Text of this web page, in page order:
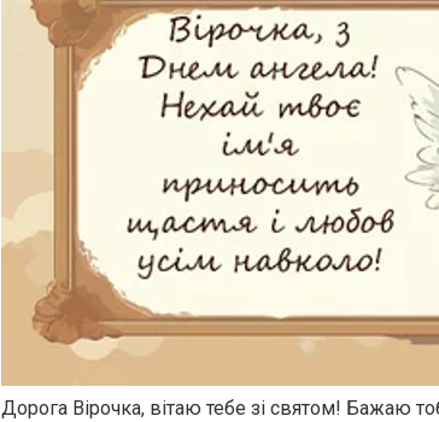
Дорога Вірочка, вітаю тебе зі святом! Бажаю